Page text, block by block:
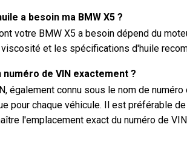
a besoin ma BMW X5 ?
votre BMW X5 a besoin dépend du
viscosité et les spécifications d'huile
de VIN exactement ?
également connu sous le nom de
pour chaque véhicule. Il est préférable
l'emplacement exact du numéro de